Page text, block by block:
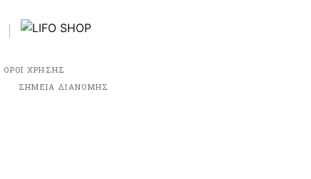
ΟΡΟΙ ΧΡΗΣΗΣ
ΣΗΜΕΙΑ ΔΙΑΝΟΜΗΣ